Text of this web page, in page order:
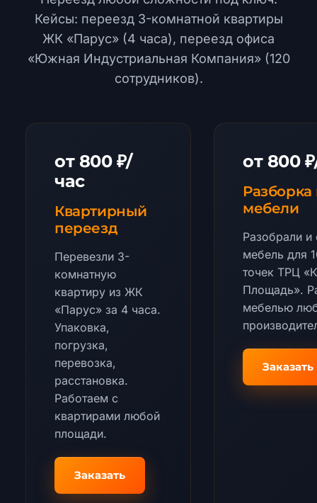
Кейсы: переезд 3-комнатной квартиры
ЖК «Парус» (4 часа), переезд офиса
«Южная Индустриальная Компания» (120
сотрудников).
от 800 ₽/
час
Квартирный
переезд
Перевезли 3-
комнатную
квартиру из ЖК
«Парус» за 4 часа.
Упаковка,
погрузка,
перевозка,
расстановка.
Работаем с
квартирами любой
площади.
Заказать
от 800
мебели
Разобрали и
мебель для
точек ТРЦ
Площадь».
мебелью
Заказать